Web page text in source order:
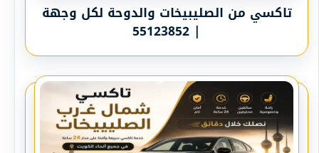
تاكسي من الصليبيخات والدوحة لكل وجهة
| 55123852